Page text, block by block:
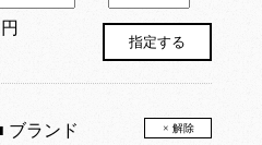
円
ブランド × 解除